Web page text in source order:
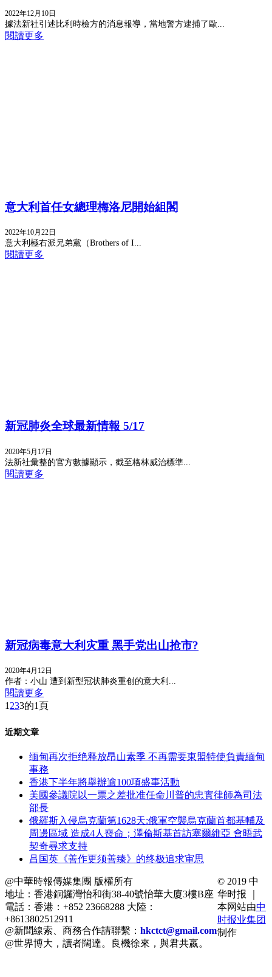
2022年12月10日
據法新社引述比利時檢方的消息報導，當地警方逮捕了歐...
閱讀更多
意大利首任女總理梅洛尼開始組閣
2022年10月22日
意大利極右派兄弟黨（Brothers of I...
閱讀更多
新冠肺炎全球最新情報 5/17
2020年5月17日
法新社彙整的官方數據顯示，截至格林威治標準...
閱讀更多
新冠病毒意大利灾重 黑手党出山抢市?
2020年4月12日
作者：小山 遭到新型冠状肺炎重创的意大利...
閱讀更多
1 233的1頁
近期文章
缅甸再次拒绝释放昂山素季 不再需要東盟特使負責緬甸
事務
香港下半年將舉辦逾100項盛事活動
美國參議院以一票之差批准任命川普的忠實律師為司法
部長
俄羅斯入侵烏克蘭第1628天:俄軍空襲烏克蘭首都基輔及
周邊區域 造成4人喪命；澤倫斯基首訪塞爾維亞 會晤武
契奇尋求支持
吕国英《善作更须善臻》的终极追求审思
@中華時報傳媒集團 版權所有
地址：香港銅鑼灣怡和街38-40號怡華大廈3樓B座
電話：香港：+852 23668288 大陸：
+8613802512911
@新聞線索、商務合作請聯繫： hkctct@gmail.com
@世界博大，讀者闊達。良機徐來，與君共嬴。
© 2019 中
华时报 ｜
本网站由中
时报业集团
制作